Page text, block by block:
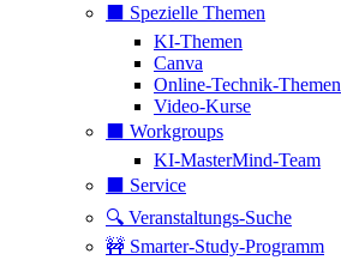
⬛️ Spezielle Themen
KI-Themen
Canva
Online-Technik-Themen
Video-Kurse
⬛️ Workgroups
KI-MasterMind-Team
⬛️ Service
🔍 Veranstaltungs-Suche
🚧 Smarter-Study-Programm